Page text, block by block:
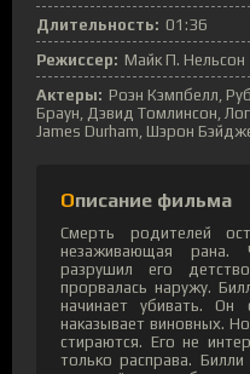
Длительность: 01:36
Режиссер: Майк П. Нельсон
Актеры: Роэн Кэмпбелл,
Браун, Дэвид Томлинсон,
James Durham, Шэрон
Описание фильма
Смерть родителей
незаживающая
разрушил его
прорвалась наружу.
начинает убивать. Он
наказывает виновных.
стираются. Его не
только расправа.